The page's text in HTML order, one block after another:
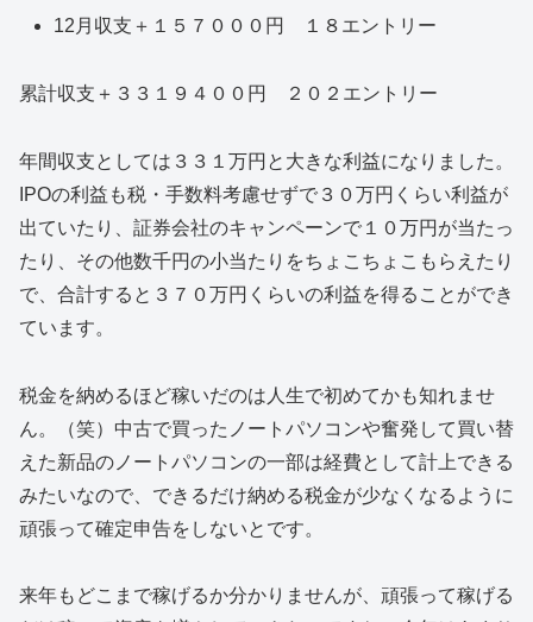
12月収支＋１５７０００円 １８エントリー
累計収支＋３３１９４００円 ２０２エントリー
年間収支としては３３１万円と大きな利益になりました。
IPOの利益も税・手数料考慮せずで３０万円くらい利益が
出ていたり、証券会社のキャンペーンで１０万円が当たっ
たり、その他数千円の小当たりをちょこちょこもらえたり
で、合計すると３７０万円くらいの利益を得ることができ
ています。
税金を納めるほど稼いだのは人生で初めてかも知れませ
ん。（笑）中古で買ったノートパソコンや奮発して買い替
えた新品のノートパソコンの一部は経費として計上できる
みたいなので、できるだけ納める税金が少なくなるように
頑張って確定申告をしないとです。
来年もどこまで稼げるか分かりませんが、頑張って稼げる